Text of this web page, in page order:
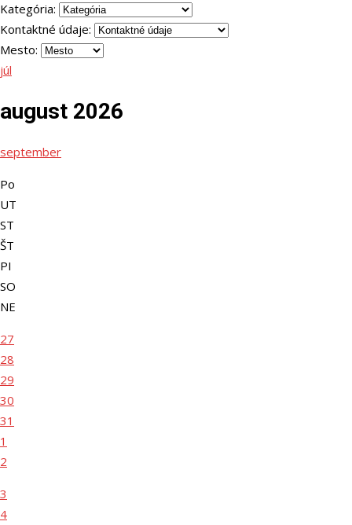
Kategória:
Kontaktné údaje:
Mesto:
júl
august 2026
september
Po
UT
ST
ŠT
PI
SO
NE
27
28
29
30
31
1
2
3
4